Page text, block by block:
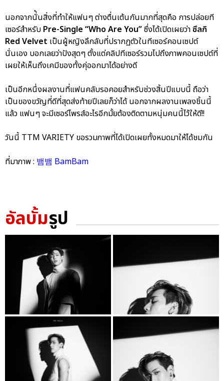
นอกจากนั่้นสิ่งที่ทำให้แฟนๆ ต่างตื่นเต้นกันมากที่สุดคือ การปล่อยที
เซอร์สำหรับ Pre-Single “Who Are You”ซึ่งได้เปิดเผยว่าซึลกิ
Red Velvet เป็นผู้หญิงลึกลับที่ปรากฏตัวในทีเซอร์คอนเซปต์
นั่นเอง บอกเลยว่าปังสุดๆ ตั้งแต่คลิปทีเซอร์รวมไปถึงภาพคอนเซปต์ที่
เผยให้เห็นถึงเคมีของทั้งคุ่ออกมาได้อย่างดี
เป็นอีกหนึ่งผลงานที่แฟนคลับรอคอยสำหรับช่วงสิ้นปีแบบนี้ ถือว่า
เป็นของขวัญที่ดีที่สุดส่งท้ายปีเลยก็ว่าได้ นอกจากผลงานเพลงชิ้นนี้
แล้ว แฟนๆ จะมีเซอร์ไพรส์อะไรอีกมั้ยต้องติดตามหนุ่มคนนี้ไว้ให้ดี!!
วันนี้ TTM VARIETY ขอรวมภาพที่ได้เปิดเผยทั้งหมดมาให้ได้ชมกัน
ที่มาภาพ : 뱀뱀 BamBam
อัลบั้มรูป